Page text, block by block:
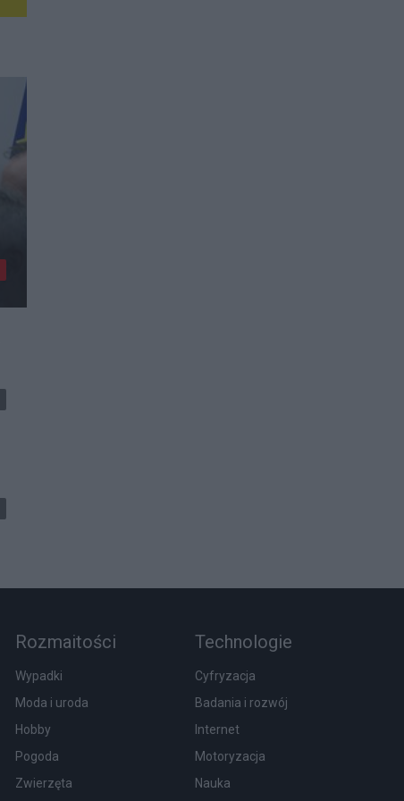
Rozmaitości
Wypadki
Moda i uroda
Hobby
Pogoda
Zwierzęta
Technologie
Cyfryzacja
Badania i rozwój
Internet
Motoryzacja
Nauka